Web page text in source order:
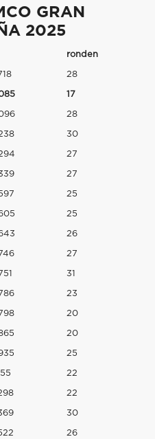
GRAN
2025
ronden
28
17
28
30
27
27
25
25
26
27
31
23
20
20
25
22
22
30
26